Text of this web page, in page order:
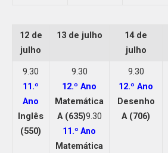
12 de
julho
13 de julho
14 de
julho
9.30
11.º
Ano
Inglês
(550)
9.30
12.º Ano
Matemática
A (635)9.30
11.º Ano
Matemática
9.30
12.º Ano
Desenho
A (706)